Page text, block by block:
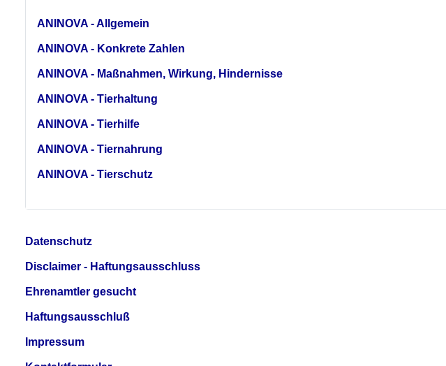
ANINOVA - Allgemein
ANINOVA - Konkrete Zahlen
ANINOVA - Maßnahmen, Wirkung, Hindernisse
ANINOVA - Tierhaltung
ANINOVA - Tierhilfe
ANINOVA - Tiernahrung
ANINOVA - Tierschutz
Datenschutz
Disclaimer - Haftungsausschluss
Ehrenamtler gesucht
Haftungsausschluß
Impressum